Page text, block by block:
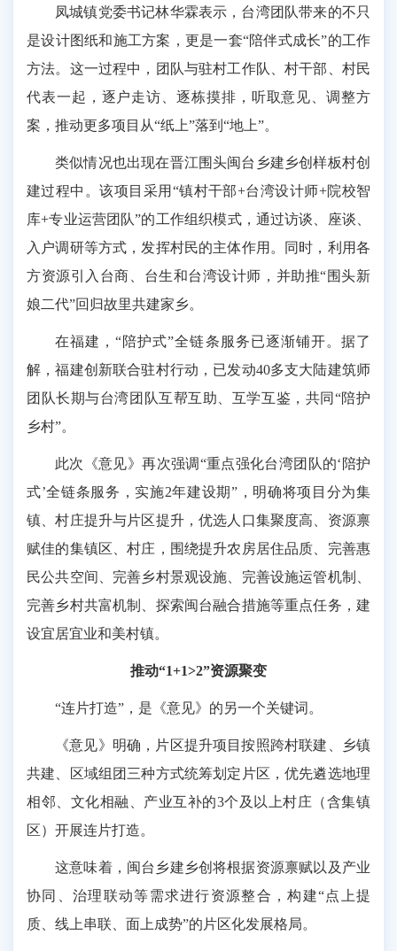
凤城镇党委书记林华霖表示，台湾团队带来的不只
是设计图纸和施工方案，更是一套“陪伴式成长”的工作
方法。这一过程中，团队与驻村工作队、村干部、村民
代表一起，逐户走访、逐栋摸排，听取意见、调整方
案，推动更多项目从“纸上”落到“地上”。
类似情况也出现在晋江围头闽台乡建乡创样板村创
建过程中。该项目采用“镇村干部+台湾设计师+院校智
库+专业运营团队”的工作组织模式，通过访谈、座谈、
入户调研等方式，发挥村民的主体作用。同时，利用各
方资源引入台商、台生和台湾设计师，并助推“围头新
娘二代”回归故里共建家乡。
在福建，“陪护式”全链条服务已逐渐铺开。据了
解，福建创新联合驻村行动，已发动40多支大陆建筑师
团队长期与台湾团队互帮互助、互学互鉴，共同“陪护
乡村”。
此次《意见》再次强调“重点强化台湾团队的‘陪护
式’全链条服务，实施2年建设期”，明确将项目分为集
镇、村庄提升与片区提升，优选人口集聚度高、资源禀
赋佳的集镇区、村庄，围绕提升农房居住品质、完善惠
民公共空间、完善乡村景观设施、完善设施运管机制、
完善乡村共富机制、探索闽台融合措施等重点任务，建
设宜居宜业和美村镇。
推动“1+1>2”资源聚变
“连片打造”，是《意见》的另一个关键词。
《意见》明确，片区提升项目按照跨村联建、乡镇
共建、区域组团三种方式统筹划定片区，优先遴选地理
相邻、文化相融、产业互补的3个及以上村庄（含集镇
区）开展连片打造。
这意味着，闽台乡建乡创将根据资源禀赋以及产业
协同、治理联动等需求进行资源整合，构建“点上提
质、线上串联、面上成势”的片区化发展格局。